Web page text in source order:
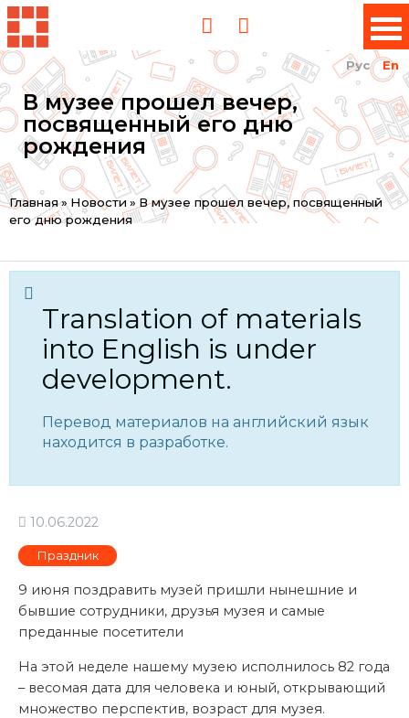
Рус En
В музее прошел вечер,
посвященный его дню
рождения
You
are
here
Главная» Новости » В музее прошел вечер, посвященный
его дню рождения
Translation of materials
into English is under
development.
Перевод материалов на английский язык
находится в разработке.
10.06.2022
Праздник
9 июня поздравить музей пришли нынешние и
бывшие сотрудники, друзья музея и самые
преданные посетители
На этой неделе нашему музею исполнилось 82 года
– весомая дата для человека и юный, открывающий
множество перспектив, возраст для музея.